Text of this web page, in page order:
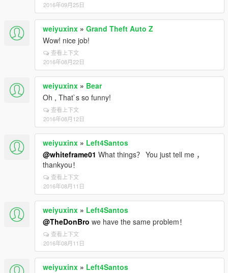
2016年09月25日
weiyuxinx » Grand Theft Auto Z
Wow! nice job!
查看上下文
2016年08月22日
weiyuxinx » Bear
Oh , That`s so funny!
查看上下文
2016年08月12日
weiyuxinx » Left4Santos
@whiteframe01 What things？ You just tell me ，
thankyou！
查看上下文
2016年08月11日
weiyuxinx » Left4Santos
@TheDonBro we have the same problem！
查看上下文
2016年08月11日
weiyuxinx » Left4Santos